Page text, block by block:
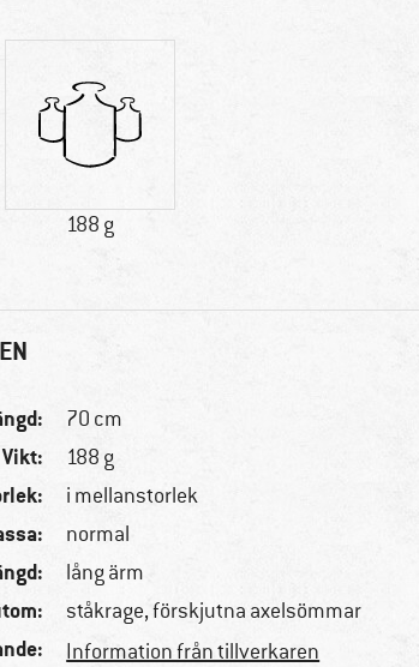
188 g
70 cm
Vikt: 188 g
i mellanstorlek
normal
lång ärm
ståkrage, förskjutna axelsömmar
Information från tillverkaren